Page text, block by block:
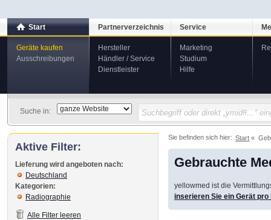
Start
Geräte kaufen
Ausschreibungen
Partnerverzeichnis
Hersteller
Händler / Service
Dienstleister
Service
Marketing
Studium
Hilfe
Suche in:
Sie befinden sich hier: Start
Gebrauchte
yellowmed ist die
inserieren Sie ein Gerät
Aktive Filter:
Lieferung wird angeboten nach:
Deutschland
Kategorien:
Radiographie
Alle Filter leeren